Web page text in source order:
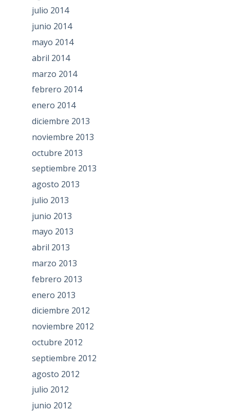
julio 2014
junio 2014
mayo 2014
abril 2014
marzo 2014
febrero 2014
enero 2014
diciembre 2013
noviembre 2013
octubre 2013
septiembre 2013
agosto 2013
julio 2013
junio 2013
mayo 2013
abril 2013
marzo 2013
febrero 2013
enero 2013
diciembre 2012
noviembre 2012
octubre 2012
septiembre 2012
agosto 2012
julio 2012
junio 2012